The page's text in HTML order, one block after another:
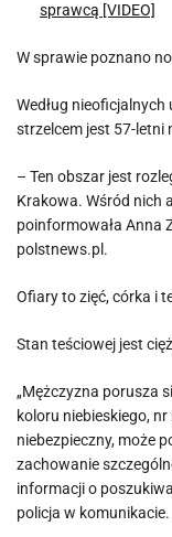
sprawcą [VIDEO]
W sprawie poznano
Według
strzelcem jest 57-letni
– Ten obszar jest
Krakowa. Wśród nich
poinformowała Anna
polstnews.pl.
Ofiary to zięć, córka i
Stan teściowej jest
„Mężczyzna porusza
koloru niebieskiego,
niebezpieczny, może
zachowanie
informacji o
policja w komunikacie.